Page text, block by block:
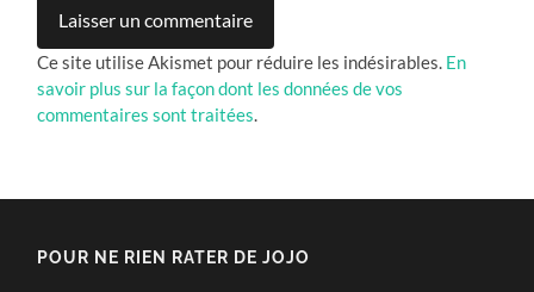
Ce site utilise Akismet pour réduire les indésirables. En
savoir plus sur la façon dont les données de vos
commentaires sont traitées.
POUR NE RIEN RATER DE JOJO